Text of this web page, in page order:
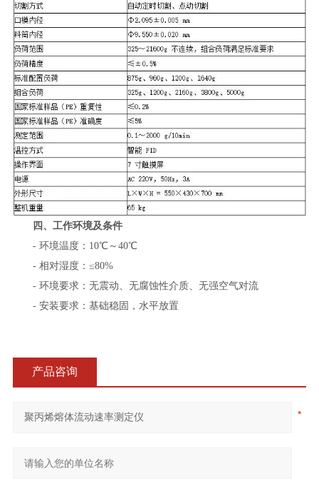
四、工作环境及条件
- 环境温度：10℃～40℃
- 相对湿度：≤80%
- 环境要求：无震动、无腐蚀性介质、无强空气对流
- 安装要求：基础稳固，水平放置
产品咨询